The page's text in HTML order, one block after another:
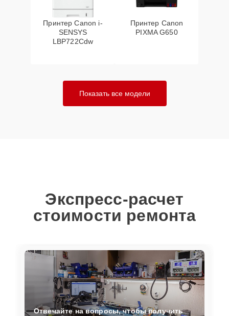
Принтер Canon i-
SENSYS
LBP722Cdw
Принтер Canon
PIXMA G650
Показать все модели
Экспресс-расчет
стоимости ремонта
Отвечайте на вопросы, чтобы получить